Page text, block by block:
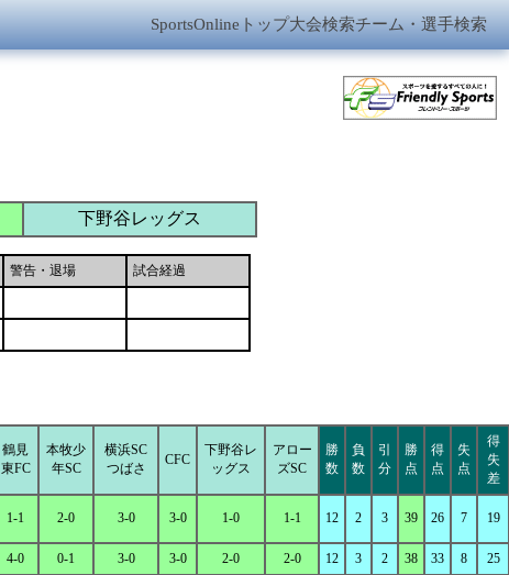
SportsOnlineトップ大会検索チーム・選手検索
下野谷レッグス
警告・退場 試合経過
鶴見
東FC
本牧少
年SC
横浜SC
つばさ
CFC
下野谷レ
ッグス
アロー
ズSC
勝
数
負
数
引
分
勝
点
得
点
失
点
得
失
差
1-1 2-0 3-0 3-0 1-0 1-1 12 2 3 39 26 7 19
4-0 0-1 3-0 3-0 2-0 2-0 12 3 2 38 33 8 25